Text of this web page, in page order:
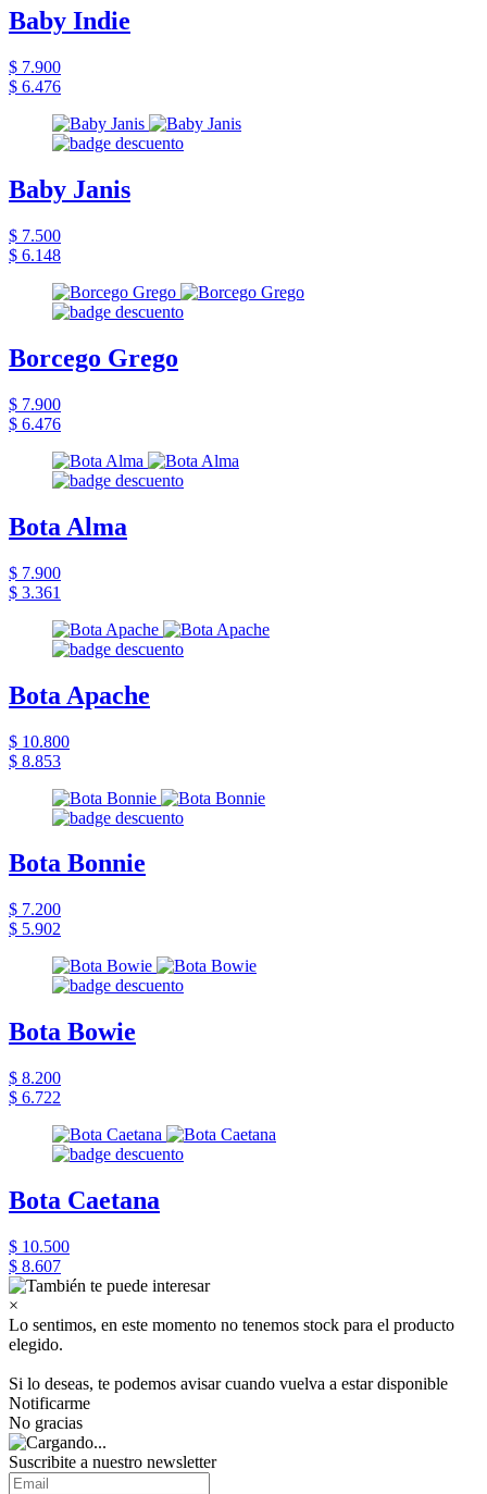
Baby Indie
$ 7.900
$ 6.476
Baby Janis
$ 7.500
$ 6.148
Borcego Grego
$ 7.900
$ 6.476
Bota Alma
$ 7.900
$ 3.361
Bota Apache
$ 10.800
$ 8.853
Bota Bonnie
$ 7.200
$ 5.902
Bota Bowie
$ 8.200
$ 6.722
Bota Caetana
$ 10.500
$ 8.607
×
Lo sentimos, en este momento no tenemos stock para el producto
elegido.
Si lo deseas, te podemos avisar cuando vuelva a estar disponible
Notificarme
No gracias
Suscribite a nuestro newsletter